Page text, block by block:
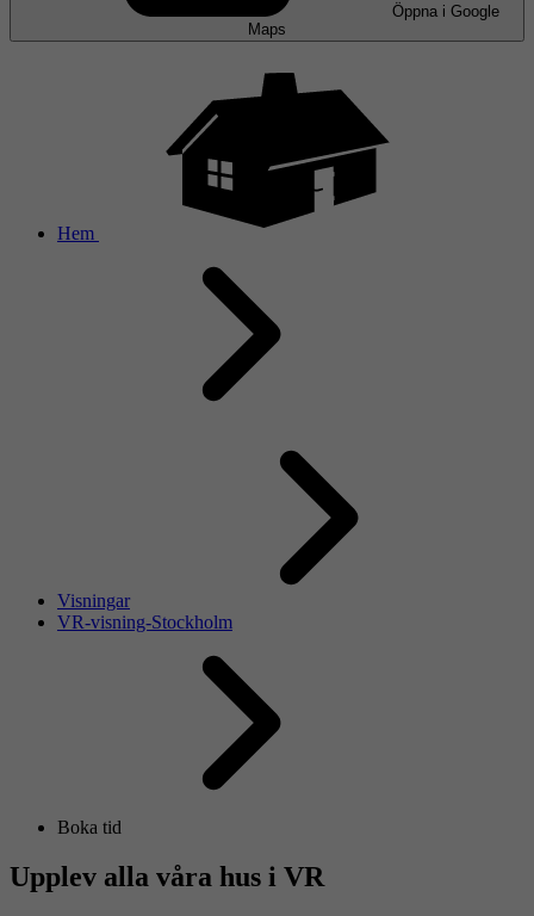
Öppna i Google
Maps
Hem
Visningar
VR-visning-Stockholm
Boka tid
Upplev alla våra hus i VR